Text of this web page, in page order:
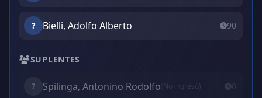
? Bielli, Adolfo Alberto 90'
SUPLENTES
? Spilinga, Antonino Rodolfo(No ingresó) 0'